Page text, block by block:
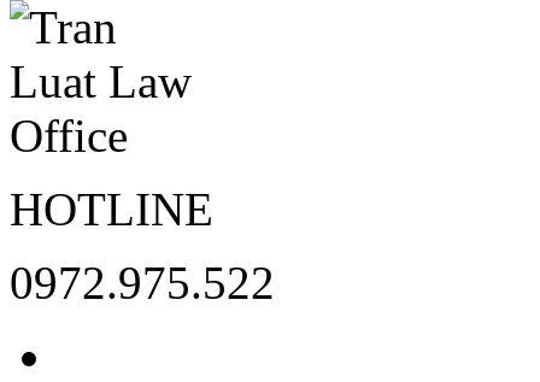
HOTLINE
0972.975.522